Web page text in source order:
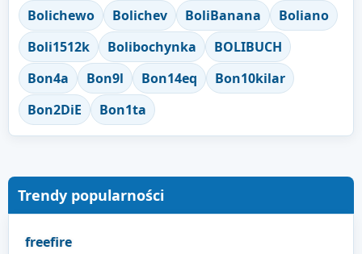
Bolichewo
Bolichev BoliBanana
Boliano
Boli1512k
Bolibochynka
BOLIBUCH
Bon4a
Bon9l Bon14eq
Bon10kilar
Bon2DiE
Bon1ta
Trendy popularności
freefire